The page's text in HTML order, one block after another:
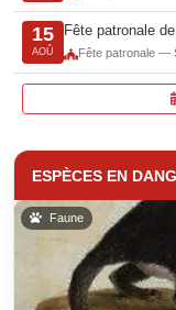
15
AOÛ
Fête patronale
Fête patronale —
ESPÈCES EN
Faune